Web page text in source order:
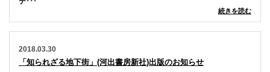
続きを読む
2018.03.30
「知られざる地下街」(河出書房新社)出版のお知らせ